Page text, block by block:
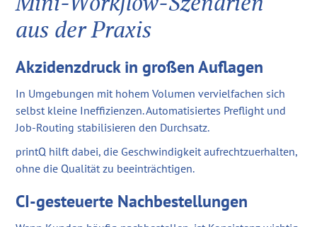
aus der Praxis
Akzidenzdruck in großen Auflagen
In Umgebungen mit hohem Volumen vervielfachen sich
selbst kleine Ineffizienzen. Automatisiertes Preflight und
Job-Routing stabilisieren den Durchsatz.
printQ hilft dabei, die Geschwindigkeit aufrechtzuerhalten,
ohne die Qualität zu beeinträchtigen.
CI-gesteuerte Nachbestellungen